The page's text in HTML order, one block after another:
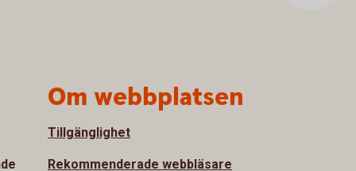
Om webbplatsen
Tillgänglighet
Rekommenderade webbläsare